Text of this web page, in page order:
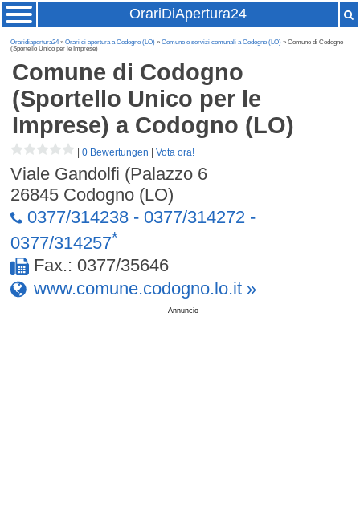
OrariDiApertura24
Oraridiapertura24»Orari di apertura a Codogno (LO) »Comune e servizi comunali a Codogno (LO) » Comune di Codogno
(Sportello Unico per le Imprese)
Comune di Codogno
(Sportello Unico per le
Imprese) a Codogno (LO)
|0 Bewertungen |Vota ora!
Viale Gandolfi (Palazzo 6
26845 Codogno (LO)
0377/314238 - 0377/314272 -
0377/314257*
Fax.: 0377/35646
www.comune.codogno.lo.it »
Annuncio